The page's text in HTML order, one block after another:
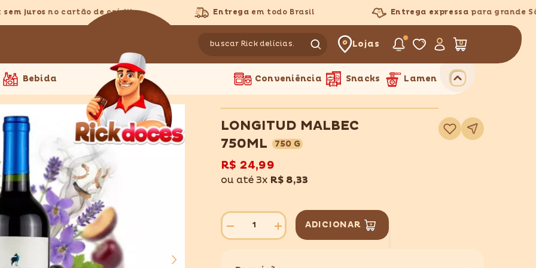
jurosno cartão de crédito Entregaem todo Brasil Entrega expressapara grande São
Lojas 00
Bebida Conveniência Snacks Lamen
LONGITUD MALBEC
750ML
750 G
Adicionar
à
lista
R$ 24,99
ou até 3x R$ 8,33
Diminuir
quantidade
MALBEC
Aumentar
quantidade
MALBEC
ADICIONAR